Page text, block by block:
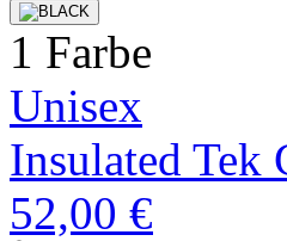
1 Farbe
Unisex
Insulated Tek
52,00 €